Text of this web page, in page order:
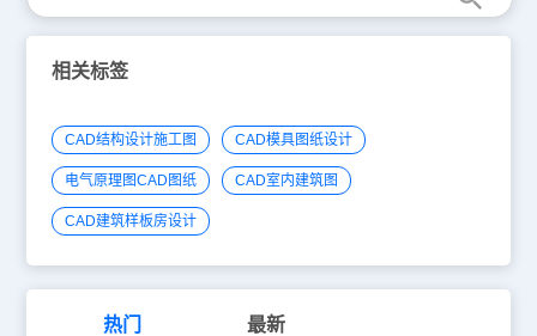
相关标签
CAD结构设计施工图 CAD模具图纸设计
电气原理图CAD图纸 CAD室内建筑图
CAD建筑样板房设计
热门 最新